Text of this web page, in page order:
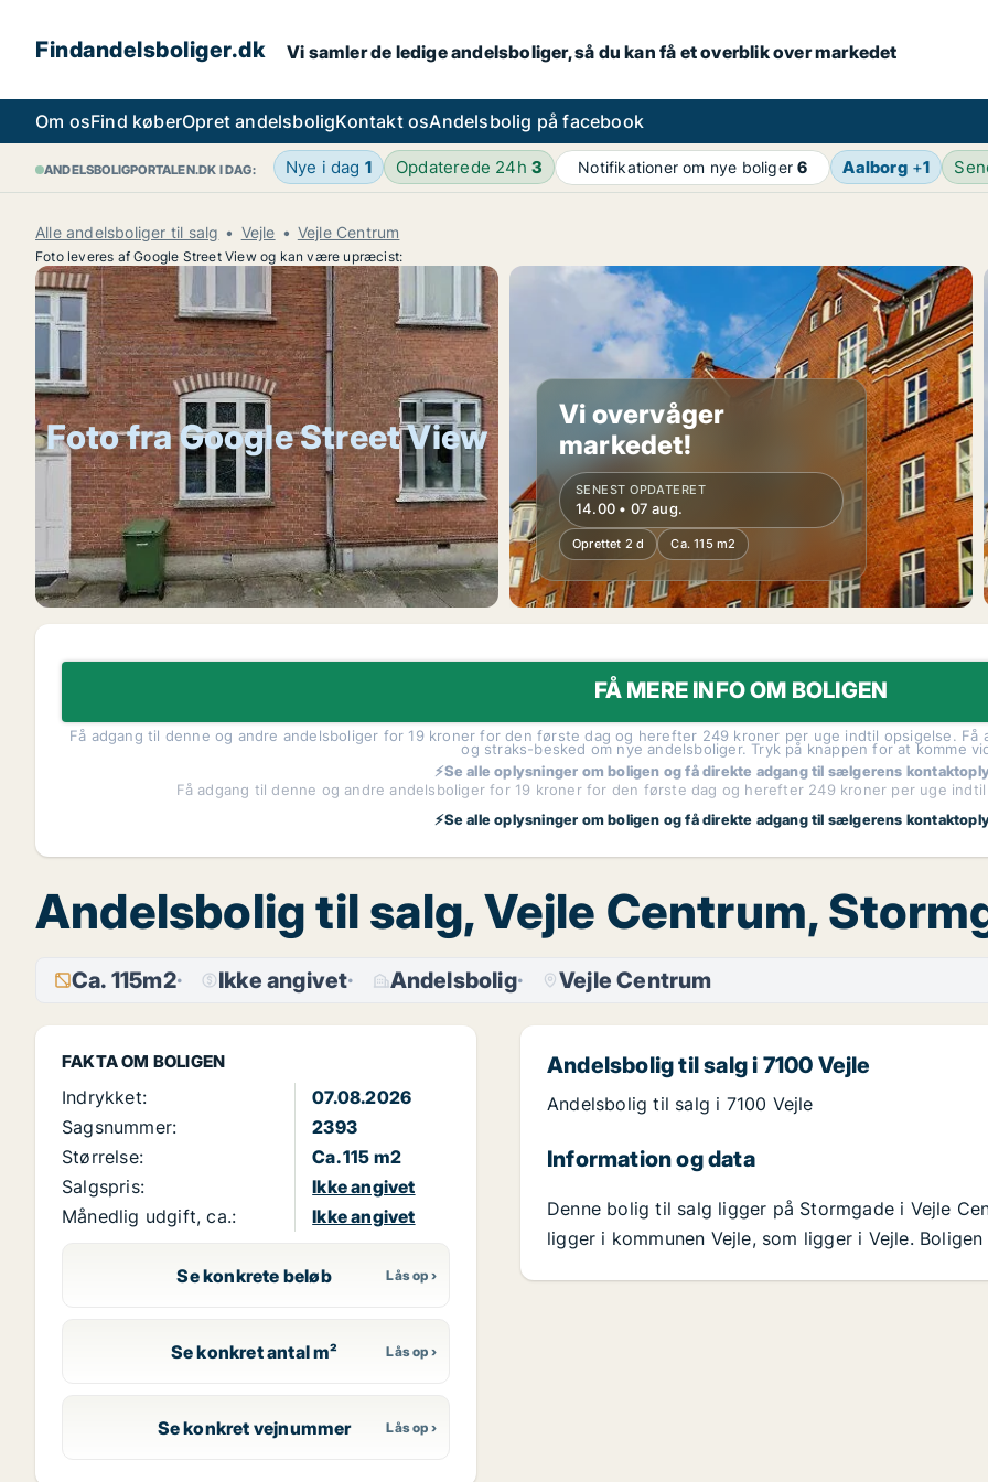
Findandelsboliger.dk Vi samler de ledige andelsboliger, så du kan få et overblik over markedet
Om osFind køberOpret andelsboligKontakt osAndelsbolig på facebook
ANDELSBOLIGPORTALEN.DK I DAG: Nye i dag 1 Opdaterede 24h3 Notifikationer om nye boliger6 Aalborg+1
Alle andelsboliger til salg Vejle Vejle Centrum
Foto leveres af Google Street View og kan være upræcist:
Foto fra Google Street View
Vi overvåger
markedet!
SENEST OPDATERET
14.00 • 07 aug.
Oprettet 2 d Ca. 115 m2
FÅ MERE INFO OM BOLIGEN
Få adgang til denne og andre andelsboliger for 19 kroner for den første dag og herefter 249 kroner per uge indtil opsigelse.
og straks-besked om nye andelsboliger. Tryk på knappen for at komme
⚡Se alle oplysninger om boligen og få direkte adgang til sælgerens
Få adgang til denne og andre andelsboliger for 19 kroner for den første dag og herefter 249 kroner per uge
⚡Se alle oplysninger om boligen og få direkte adgang til sælgerens
Andelsbolig til salg, Vejle Centrum,
Ca. 115m2 Ikke angivet Andelsbolig Vejle Centrum
FAKTA OM BOLIGEN
Indrykket:
07.08.2026
Sagsnummer:
2393
Størrelse:
Ca. 115 m2
Salgspris:
Ikke angivet
Månedlig udgift, ca.:
Ikke angivet
Se konkrete beløb
Se konkret antal m²
Se konkret vejnummer
Andelsbolig til salg i 7100 Vejle
Andelsbolig til salg i 7100 Vejle
Information og data
Denne bolig til salg ligger på Stormgade i Vejle
ligger i kommunen Vejle, som ligger i Vejle.